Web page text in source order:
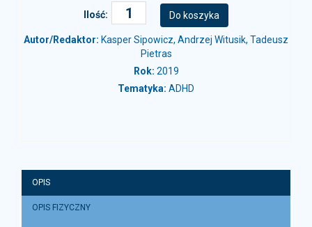
Ilość:
Autor/Redaktor: Kasper Sipowicz, Andrzej Witusik, Tadeusz
Pietras
Rok: 2019
Tematyka: ADHD
OPIS
OPIS FIZYCZNY